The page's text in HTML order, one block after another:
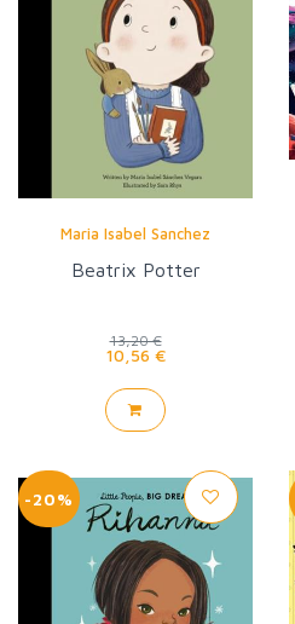
Maria Isabel Sanchez
Beatrix Potter
13,20 €
10,56 €
-20%